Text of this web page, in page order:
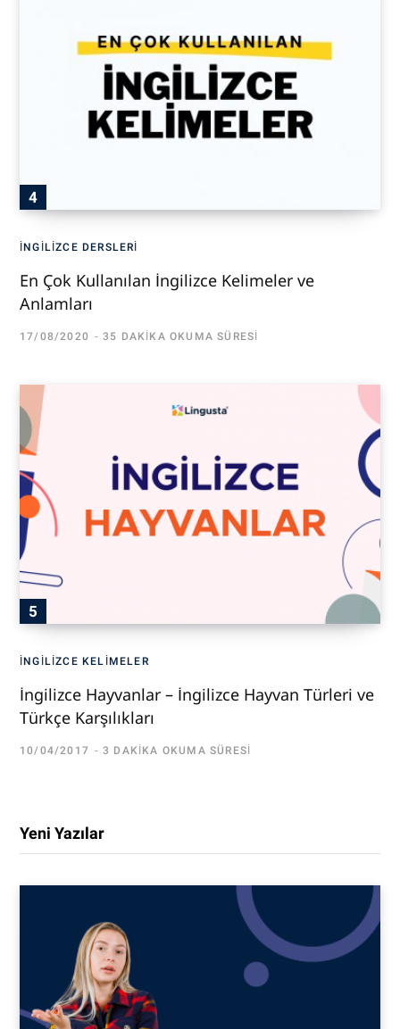
İNGILIZCE DERSLERI
En Çok Kullanılan İngilizce Kelimeler ve
Anlamları
17/08/2020 35 DAKIKA OKUMA SÜRESI
İNGILIZCE KELIMELER
İngilizce Hayvanlar – İngilizce Hayvan Türleri ve
Türkçe Karşılıkları
10/04/2017 3 DAKIKA OKUMA SÜRESI
Yeni Yazılar